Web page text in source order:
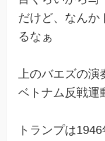
だけど、なんか
るなぁ
上のバエズの演
ベトナム反戦運
トランプは